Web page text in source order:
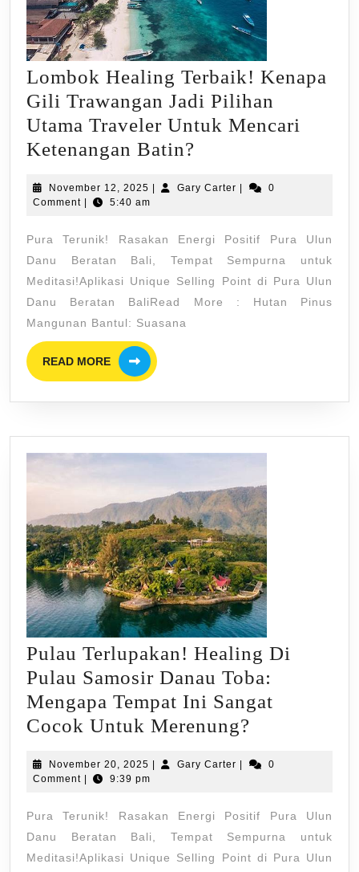
Lombok Healing Terbaik! Kenapa
Gili Trawangan Jadi Pilihan
Utama Traveler Untuk Mencari
Ketenangan Batin?
Terbaik!
Gili
Trawangan
Jadi
Ketenangan
November 12, 2025 November
12,
| Gary Carter Gary
|
0
Comment | 5:40 am
Pura Terunik! Rasakan Energi Positif Pura Ulun
Danu Beratan Bali, Tempat Sempurna untuk
Meditasi!Aplikasi Unique Selling Point di Pura Ulun
Danu Beratan BaliRead More : Hutan Pinus
Mangunan Bantul: Suasana
READ MORE
READ
MORE
Pulau Terlupakan! Healing Di
Pulau Samosir Danau Toba:
Mengapa Tempat Ini Sangat
Cocok Untuk Merenung?
Healing
Pulau
Samosir
November 20, 2025 November
20,
Gary Carter Gary
0
Comment
9:39 pm
Pura Terunik! Rasakan Energi Positif Pura Ulun
Danu Beratan Bali, Tempat Sempurna untuk
Meditasi!Aplikasi Unique Selling Point di Pura Ulun